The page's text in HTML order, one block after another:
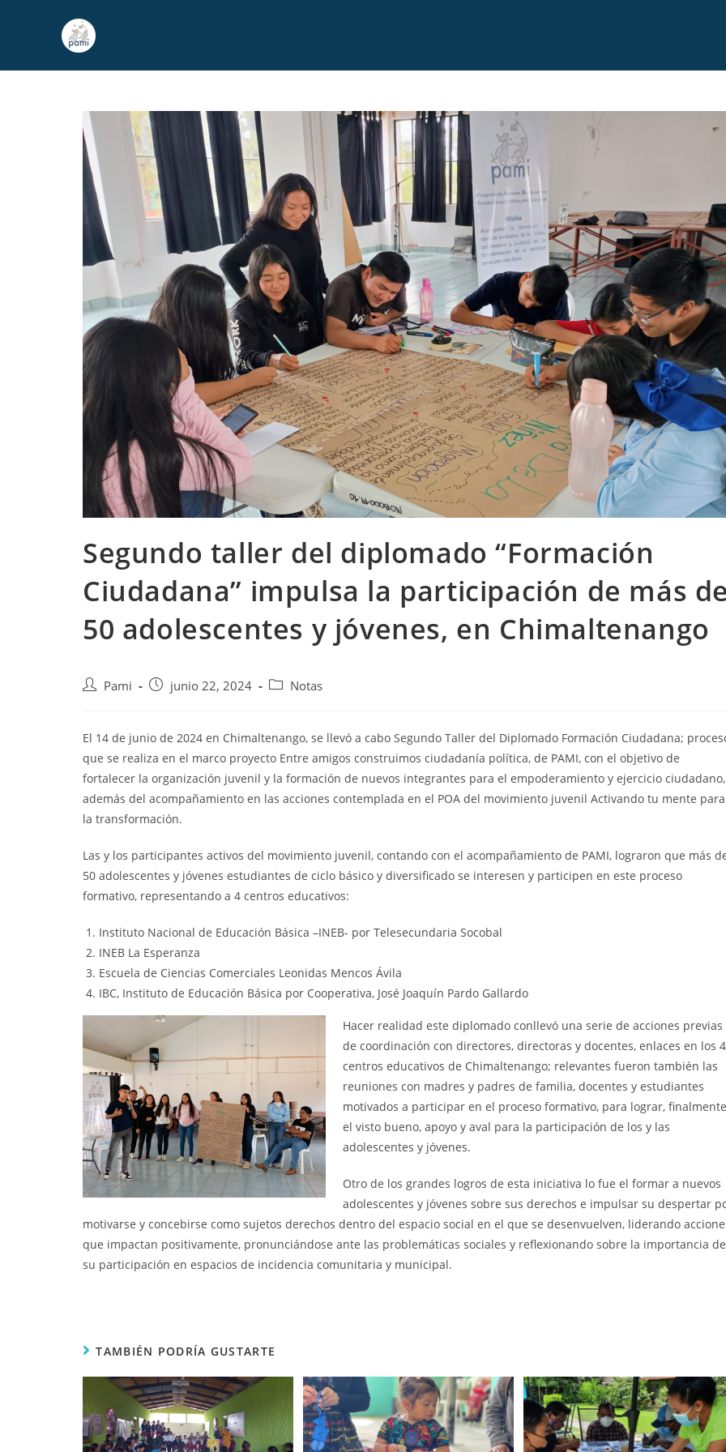
Segundo taller del diplomado “Formación
Ciudadana” impulsa la participación de más
50 adolescentes y jóvenes, en Chimaltenango
Pami junio 22, 2024 Notas
El 14 de junio de 2024 en Chimaltenango, se llevó a cabo Segundo Taller del Diplomado Formación Ciudadana;
que se realiza en el marco proyecto Entre amigos construimos ciudadanía política, de PAMI, con el objetivo de
fortalecer la organización juvenil y la formación de nuevos integrantes para el empoderamiento y ejercicio ciudadano,
además del acompañamiento en las acciones contemplada en el POA del movimiento juvenil Activando tu mente para
la transformación.
Las y los participantes activos del movimiento juvenil, contando con el acompañamiento de PAMI, lograron que más
50 adolescentes y jóvenes estudiantes de ciclo básico y diversificado se interesen y participen en este proceso
formativo, representando a 4 centros educativos:
Instituto Nacional de Educación Básica –INEB- por Telesecundaria Socobal
INEB La Esperanza
Escuela de Ciencias Comerciales Leonidas Mencos Ávila
IBC, Instituto de Educación Básica por Cooperativa, José Joaquín Pardo Gallardo
Hacer realidad este diplomado conllevó una serie de acciones previas
de coordinación con directores, directoras y docentes, enlaces en los 4
centros educativos de Chimaltenango; relevantes fueron también las
reuniones con madres y padres de familia, docentes y estudiantes
motivados a participar en el proceso formativo, para lograr,
el visto bueno, apoyo y aval para la participación de los y las
adolescentes y jóvenes.
Otro de los grandes logros de esta iniciativa lo fue el formar a nuevos
adolescentes y jóvenes sobre sus derechos e impulsar su despertar
motivarse y concebirse como sujetos derechos dentro del espacio social en el que se desenvuelven, liderando
que impactan positivamente, pronunciándose ante las problemáticas sociales y reflexionando sobre la importancia de
su participación en espacios de incidencia comunitaria y municipal.
TAMBIÉN PODRÍA GUSTARTE